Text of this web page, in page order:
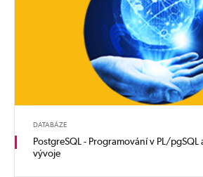
DATABÁZE
PostgreSQL - Programování v PL/
vývoje